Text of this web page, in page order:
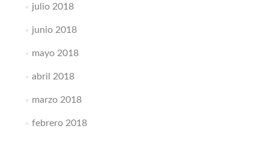
julio 2018
junio 2018
mayo 2018
abril 2018
marzo 2018
febrero 2018